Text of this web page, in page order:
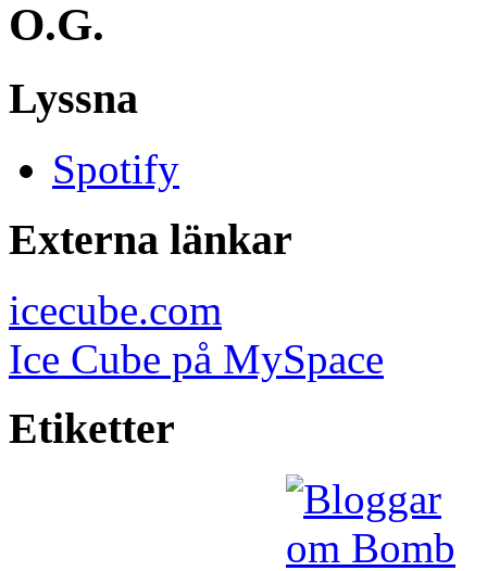
O.G.
Lyssna
Spotify
Externa länkar
icecube.com
Ice Cube på MySpace
Etiketter